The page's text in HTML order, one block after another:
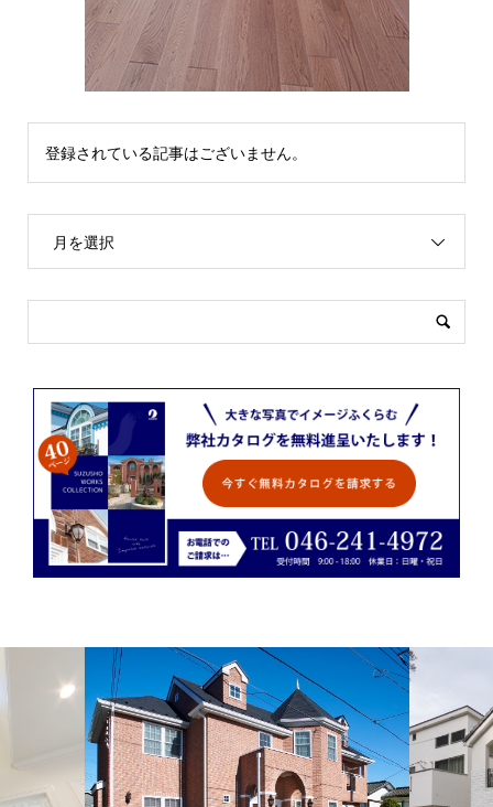
登録されている記事はございません。
月を選択